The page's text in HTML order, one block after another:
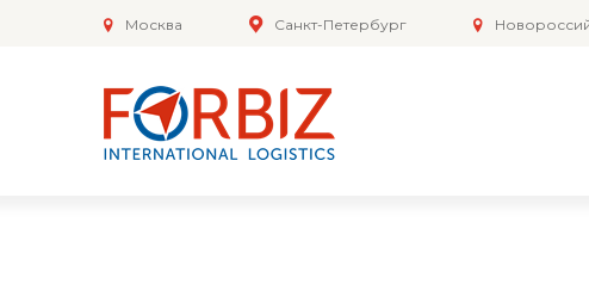
Москва Санкт-Петербург